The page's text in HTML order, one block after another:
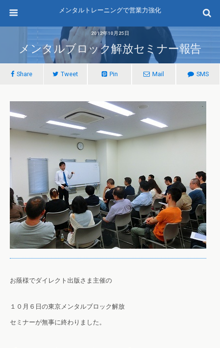
メンタルトレーニングで営業力強化
2012年10月25日
メンタルブロック解放セミナー報告
Share Tweet Pin Mail SMS
お蔭様でダイレクト出版さま主催の
１０ 月 ６ 日の東京メンタルブロック解放
セミナーが無事に終わりました。